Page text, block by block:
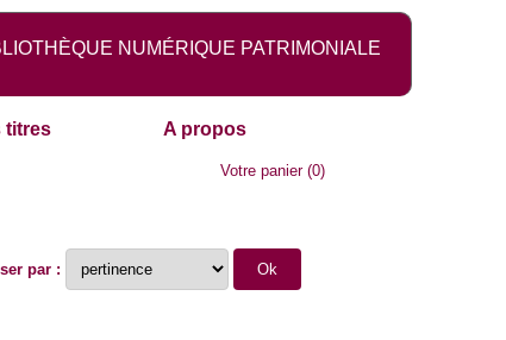
NUMÉRIQUE PATRIMONIALE
titres A propos
Votre panier(0)
par :